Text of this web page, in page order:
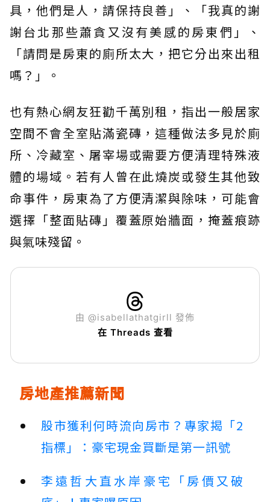
具，他們是人，請保持良善」、「我真的謝
謝台北那些蕭貪又沒有美感的房東們」、
「請問是房東的廁所太大，把它分出來出租
嗎？」。
也有熱心網友狂勸千萬別租，指出一般居家
空間不會全室貼滿瓷磚，這種做法多見於廁
所、冷藏室、屠宰場或需要方便清理特殊液
體的場域。若有人曾在此燒炭或發生其他致
命事件，房東為了方便清潔與除味，可能會
選擇「整面貼磚」覆蓋原始牆面，掩蓋痕跡
與氣味殘留。
由 @isabellathatgirll 發佈
在 Threads 查看
房地產推薦新聞
股市獲利何時流向房市？專家揭「2
指標」：豪宅現金買斷是第一訊號
李遠哲大直水岸豪宅「房價又破